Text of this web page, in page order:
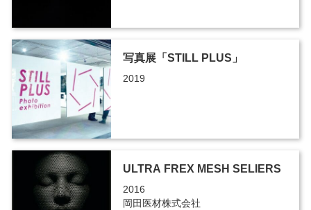
写真展「STILL PLUS」
2019
ULTRA FREX MESH SELIERS
2016
岡田医材株式会社